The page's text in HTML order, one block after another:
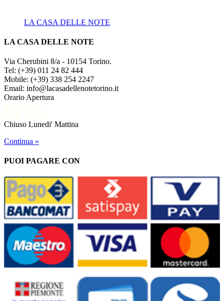
LA CASA DELLE NOTE
LA CASA DELLE NOTE
Via Cherubini 8/a - 10154 Torino.
Tel: (+39) 011 24 82 444
Mobile: (+39) 338 254 2247
Email: info@lacasadellenotetorino.it
Orario Apertura
9,30 - 12,30
15,30 - 19,30
Chiuso Lunedi' Mattina
Continua »
PUOI PAGARE CON